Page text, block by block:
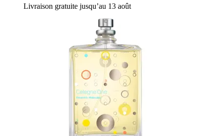
Livraison gratuite jusqu’au 13 août